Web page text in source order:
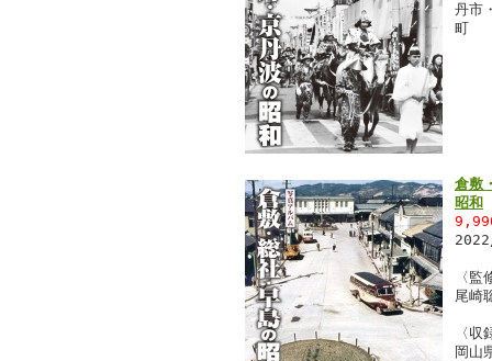
丹市
町
倉敷
昭和
〈監
尾崎
〈収
岡山